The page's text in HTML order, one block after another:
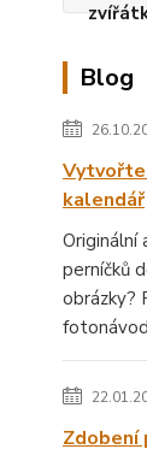
Blog
kalendář
Originální
perníčků
obrázky?
Zdobení